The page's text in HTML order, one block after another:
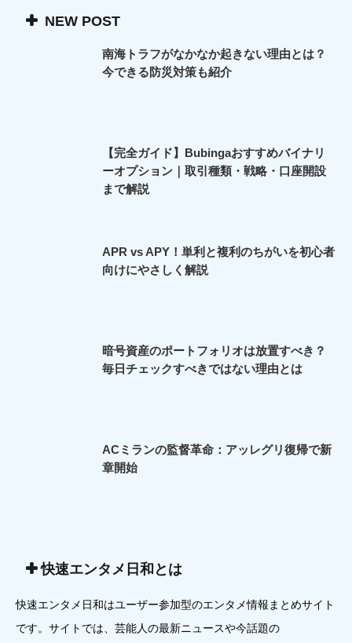
NEW POST
南海トラフがなかなか起きない理由とは？
今できる防災対策も紹介
【完全ガイド】Bubingaおすすめバイナリ
ーオプション｜取引種類・戦略・口座開設
まで解説
APR vs APY！単利と複利のちがいを初心者
向けにやさしく解説
暗号資産のポートフォリオは放置すべき？
毎日チェックすべきではない理由とは
ACミランの監督革命：アッレグリ復帰で新
章開始
快速エンタメ日和とは
快速エンタメ日和はユーザー参加型のエンタメ情報まとめサイト
です。サイトでは、芸能人の最新ニュースや今話題の